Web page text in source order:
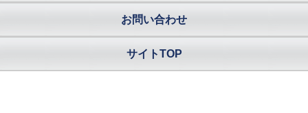
お問い合わせ
サイトTOP